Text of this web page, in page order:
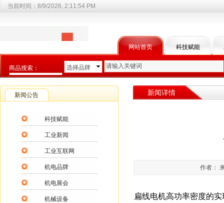
网站首页 科技赋能
当前时间： 8/9/2026, 2:11:54 PM
商品搜索：
选择商品分类
选择品牌
作者：
扁线电机高功率密度的
新闻公告
科技赋能
工业新闻
工业互联网
机电品牌
机电展会
机械设备
新闻详情